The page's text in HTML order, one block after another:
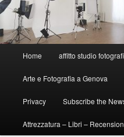
Home affitto studio
Arte e Fotografia a Genova
Privacy Subscribe the
Attrezzatura – Libri –